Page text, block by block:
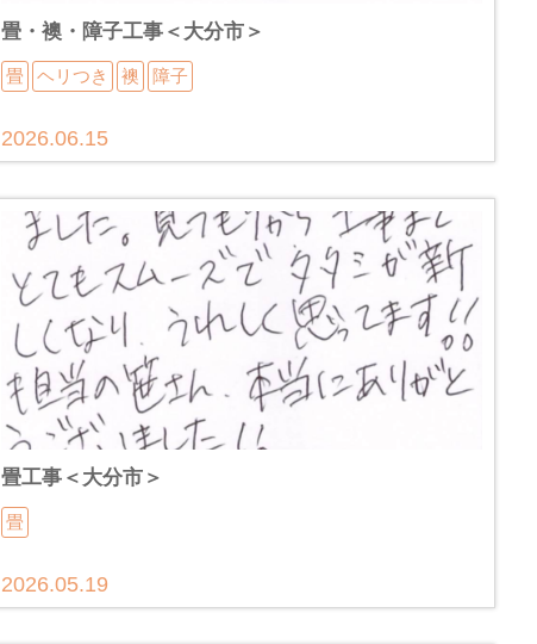
畳・襖・障子工事＜大分市＞
畳 ヘリつき 襖 障子
2026.06.15
畳工事＜大分市＞
畳
2026.05.19